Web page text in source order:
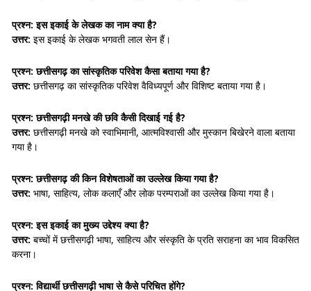
प्रश्न: इस इकाई के लेखक का नाम क्या है?
उत्तर: इस इकाई के लेखक भगवती लाल सेन हैं।
प्रश्न: छत्तीसगढ़ का सांस्कृतिक परिवेश कैसा बताया गया है?
उत्तर: छत्तीसगढ़ का सांस्कृतिक परिवेश वैविध्यपूर्ण और विशिष्ट बताया गया है।
प्रश्न: छत्तीसगढ़ी मनखे की छवि कैसी दिखाई गई है?
उत्तर: छत्तीसगढ़ी मनखे को स्वाभिमानी, आत्मविश्वासी और मुस्कान बिखेरने वाला बताया
गया है।
प्रश्न: छत्तीसगढ़ की किन विशेषताओं का उल्लेख किया गया है?
उत्तर: भाषा, साहित्य, लोक कलाएँ और लोक परम्पराओं का उल्लेख किया गया है।
प्रश्न: इस इकाई का मुख्य उद्देश्य क्या है?
उत्तर: बच्चों में छत्तीसगढ़ी भाषा, साहित्य और संस्कृति के प्रति सराहना का भाव विकसित
करना।
प्रश्न: विद्यार्थी छत्तीसगढ़ी भाषा से कैसे परिचित होंगे?